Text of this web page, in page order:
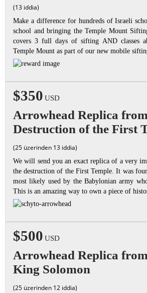
(13 iddia)
Make a difference for hundreds of Israeli
school and bringing the Temple Mount
covers 3 full days of sifting AND classes
Temple Mount as part of our new mobile
$350 USD
Arrowhead Replica
Destruction of the First
(25 üzerinden 13 iddia)
We will send you an exact replica of a very
the destruction of the First Temple. It was
most likely used by the Babylonian army
This is an amazing way to own a piece of
$500 USD
Arrowhead Replica
King Solomon
(25 üzerinden 12 iddia)